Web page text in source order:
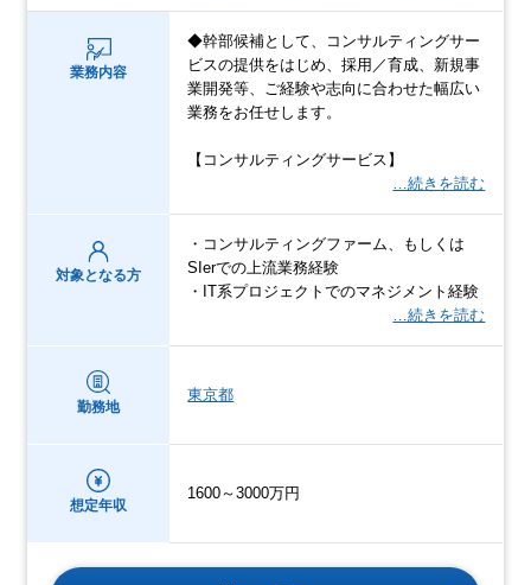
業務内容
◆幹部候補として、コンサルティングサー
ビスの提供をはじめ、採用／育成、新規事
業開発等、ご経験や志向に合わせた幅広い
業務をお任せします。
【コンサルティングサービス】
…続きを読む
対象となる方
・コンサルティングファーム、もしくは
SIerでの上流業務経験
・IT系プロジェクトでのマネジメント経験
…続きを読む
勤務地
東京都
想定年収
1600～3000万円